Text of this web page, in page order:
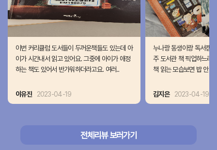
이번 커리큘럼 도서들이 두꺼운책들도 있는데 아
이가 시간내서 읽고 있어요. 그중에 아이가 애정
하는 책도 있어서 반가워하더라고요. 여러..
이유진 2023-04-19
누나랑 동생이랑 독서캠
주 도서관 책 픽업하느라
책 읽는 모습보면 밥 안먹
김지은 2023-04-19
전체리뷰 보러가기